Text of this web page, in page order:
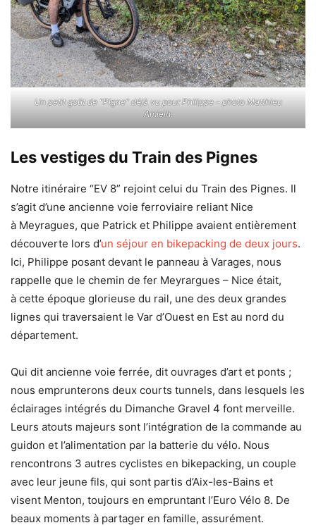
Un petit goût de “Pigne” déjà vu pour Philippe – photo Matthieu
Amielh.
Les vestiges du Train des Pignes
Notre itinéraire “EV 8” rejoint celui du Train des Pignes. Il
s’agit d’une ancienne voie ferroviaire reliant Nice
à Meyragues, que Patrick et Philippe avaient entièrement
découverte lors d’un séjour en bikepacking de deux jours.
Ici, Philippe posant devant le panneau à Varages, nous
rappelle que le chemin de fer Meyrargues – Nice était,
à cette époque glorieuse du rail, une des deux grandes
lignes qui traversaient le Var d’Ouest en Est au nord du
département.
Qui dit ancienne voie ferrée, dit ouvrages d’art et ponts ;
nous emprunterons deux courts tunnels, dans lesquels les
éclairages intégrés du Dimanche Gravel 4 font merveille.
Leurs atouts majeurs sont l’intégration de la commande au
guidon et l’alimentation par la batterie du vélo. Nous
rencontrons 3 autres cyclistes en bikepacking, un couple
avec leur jeune fils, qui sont partis d’Aix-les-Bains et
visent Menton, toujours en empruntant l’Euro Vélo 8. De
beaux moments à partager en famille, assurément.